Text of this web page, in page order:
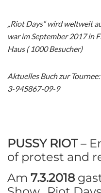
„Riot Days“ wird weltweit
war im September 2017 in
Haus ( 1000 Besucher)
Aktuelles Buch zur
3-945867-09-9
PUSSY RIOT–
of protest and
Am 7.3.2018